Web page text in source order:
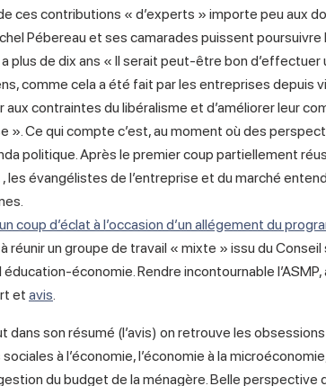
ces contributions « d’experts » importe peu aux
Pébereau et ses camarades puissent
plus de dix ans « Il serait peut-être bon d’effectuer
comme cela a été fait par les entreprises depuis
aux contraintes du libéralisme et d’améliorer leur
». Ce qui compte c’est, au moment où des
politique. Après le premier coup partiellement
, les évangélistes de l’entreprise et du marché
un coup d’éclat à l’occasion d’un allégement du
réunir un groupe de travail « mixte » issu du
économie. Rendre incontournable
et avis.
dans son résumé (l’avis) on retrouve les
à l’économie, l’économie à la
du budget de la ménagère. Belle perspective